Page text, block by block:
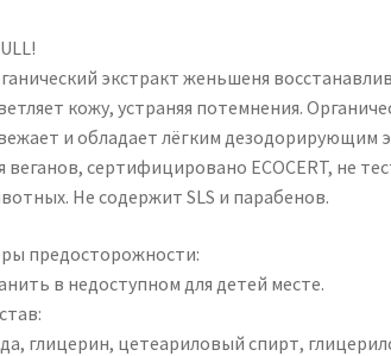
экстракт женьшеня
кожу, устраняя потемнения.
и обладает лёгким дезодорирующим
веганов, сертифицировано ECOCERT, не
Не содержит SLS и парабенов.
предосторожности:
в недоступном для детей месте.
глицерин, цетеариловый спирт,